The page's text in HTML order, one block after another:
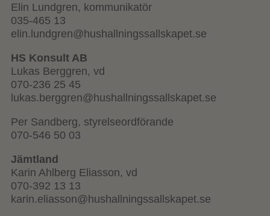
Elin Lundgren, kommunikatör
035-465 13
elin.lundgren@hushallningssallskapet.se
HS Konsult AB
Lukas Berggren, vd
070-236 25 45
lukas.berggren@hushallningssallskapet.se
Per Sandberg, styrelseordförande
070-546 50 03
Jämtland
Karin Ahlberg Eliasson, vd
070-392 13 13
karin.eliasson@hushallningssallskapet.se